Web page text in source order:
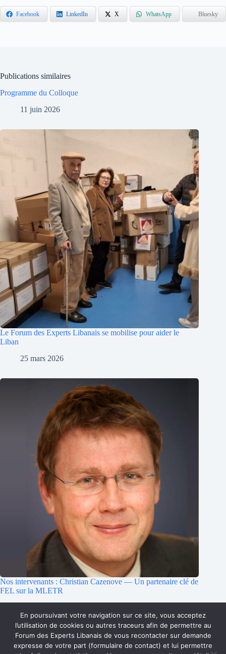
Facebook LinkedIn X WhatsApp Bluesky
Publications similaires
Programme du Colloque
11 juin 2026
Le Forum des Experts Libanais se mobilise pour aider le
Liban
25 mars 2026
Nos intervenants : Christian Cazenove — Un partenaire clé de
FEL sur la MLETR
Accueil Qui sommes-nous ?
Faire un don
Accès Membres
Rejoignez-nous
En poursuivant votre navigation sur ce site, vous acceptez
l’utilisation de cookies ou autres traceurs afin de permettre au
Forum des Experts Libanais de vous recontacter sur demande
expresse de votre part (formulaire de contact) et lui permettre